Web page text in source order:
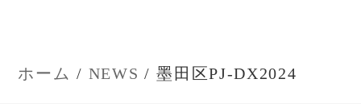
ホーム NEWS 墨田区PJ-DX2024